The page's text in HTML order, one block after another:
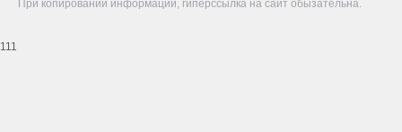
При копировании информации, гиперссылка на сайт обызательна.
111